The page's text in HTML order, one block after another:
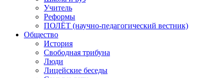
Учитель
Реформы
ПОЛЁТ (научно-педагогический вестник)
Общество
История
Свободная трибуна
Люди
Лицейские беседы